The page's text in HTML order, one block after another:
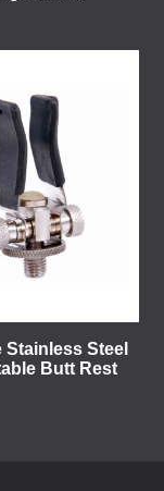
Stainless Steel
Butt Rest